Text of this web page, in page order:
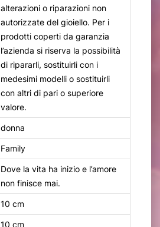
alterazioni o riparazioni non
autorizzate del gioiello. Per i
prodotti coperti da garanzia
l’azienda si riserva la possibilità
di ripararli, sostituirli con i
medesimi modelli o sostituirli
con altri di pari o superiore
valore.
donna
Family
Dove la vita ha inizio e l’amore
non finisce mai.
10 cm
10 cm